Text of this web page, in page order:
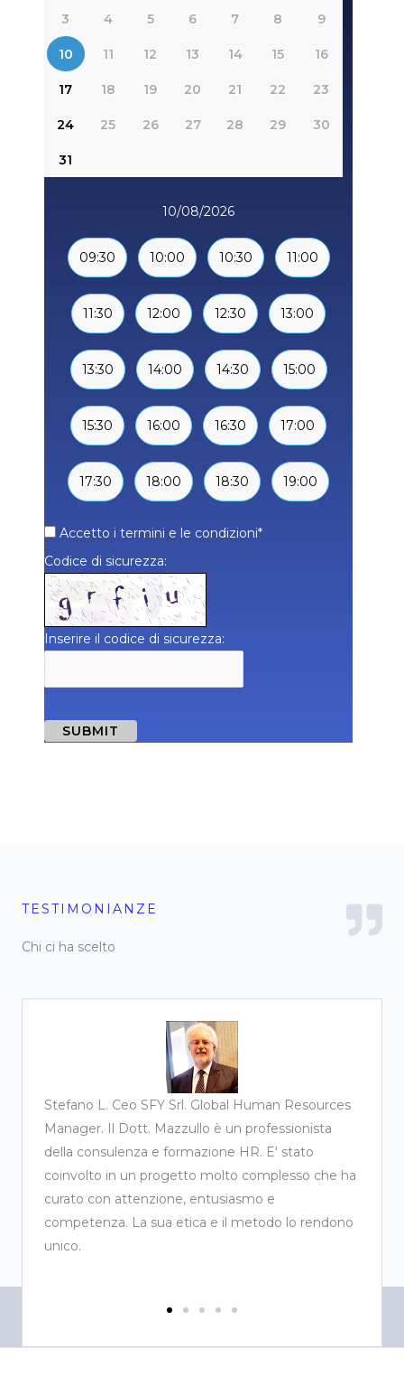
3 4 5 6 7 8 9
10 11 12 13 14 15 16
17 18 19 20 21 22 23
24 25 26 27 28 29 30
31
10/08/2026
09:30 10:00 10:30 11:00
11:30 12:00 12:30 13:00
13:30 14:00 14:30 15:00
15:30 16:00 16:30 17:00
17:30 18:00 18:30 19:00
Accetto i termini e le condizioni*
Codice di sicurezza:
Inserire il codice di sicurezza:
SUBMIT
TESTIMONIANZE
Chi ci ha scelto
Matteo R. Ceo and Founder Enesag. Flavio è un
Professionista con la P maiuscola, è riuscito a
trovare delle risorse che cercavamo da molto
tempo. Lo consiglio vivamente.